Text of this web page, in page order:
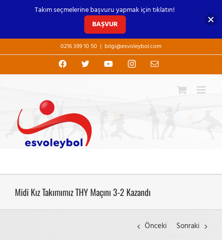
to
0216 399 10 50 | bilgi@esvoleybol.com
Facebook
X YouTubeInstagram
E-
Midi Kız Takımımız THY Maçını 3-2 Kazandı
Önceki
Sonraki
Takım seçmelerine başvuru yapmak için tıklatın!
BAŞVUR